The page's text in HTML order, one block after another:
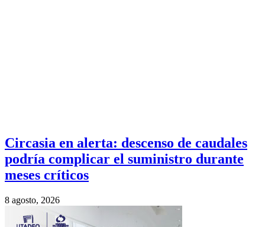
Circasia en alerta: descenso de caudales
podría complicar el suministro durante
meses críticos
8 agosto, 2026